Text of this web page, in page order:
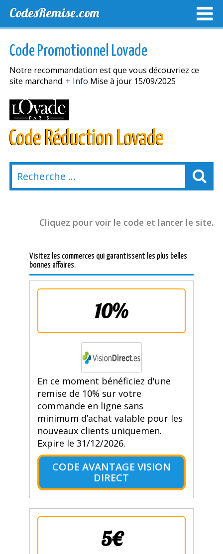
CodesRemise.com
NOUVELLES MAGASINS
Code Promotionnel Lovade
Notre recommandation est que vous découvriez ce
site marchand. + Info Mise à jour 15/09/2025
Code Réduction Lovade
Cliquez pour voir le code et lancer le site.
Visitez les commerces qui garantissent les plus belles
bonnes affaires.
10%
En ce moment bénéficiez d'une
remise de 10% sur votre
commande en ligne sans
minimum d’achat valable pour les
nouveaux clients uniquemen.
Expire le 31/12/2026.
CODE AVANTAGE VISION
DIRECT
5€